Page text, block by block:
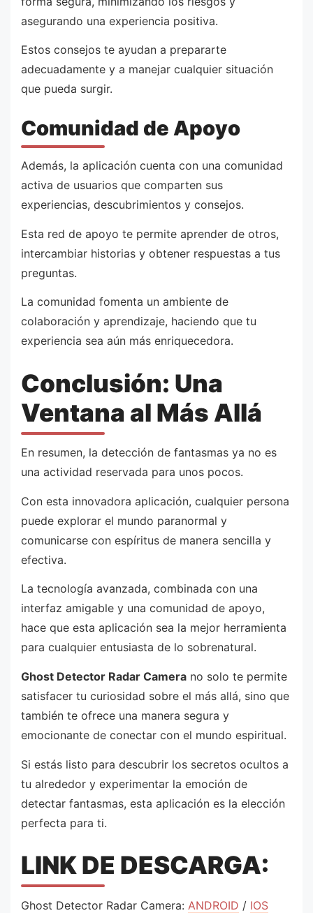
asegurando una experiencia positiva.
Estos consejos te ayudan a prepararte
adecuadamente y a manejar cualquier situación
que pueda surgir.
Comunidad de Apoyo
Además, la aplicación cuenta con una comunidad
activa de usuarios que comparten sus
experiencias, descubrimientos y consejos.
Esta red de apoyo te permite aprender de otros,
intercambiar historias y obtener respuestas a tus
preguntas.
La comunidad fomenta un ambiente de
colaboración y aprendizaje, haciendo que tu
experiencia sea aún más enriquecedora.
Conclusión: Una
Ventana al Más Allá
En resumen, la detección de fantasmas ya no es
una actividad reservada para unos pocos.
Con esta innovadora aplicación, cualquier persona
puede explorar el mundo paranormal y
comunicarse con espíritus de manera sencilla y
efectiva.
La tecnología avanzada, combinada con una
interfaz amigable y una comunidad de apoyo,
hace que esta aplicación sea la mejor herramienta
para cualquier entusiasta de lo sobrenatural.
Ghost Detector Radar Camera no solo te permite
satisfacer tu curiosidad sobre el más allá, sino que
también te ofrece una manera segura y
emocionante de conectar con el mundo espiritual.
Si estás listo para descubrir los secretos ocultos a
tu alrededor y experimentar la emoción de
detectar fantasmas, esta aplicación es la elección
perfecta para ti.
LINK DE DESCARGA:
Ghost Detector Radar Camera: ANDROID / IOS